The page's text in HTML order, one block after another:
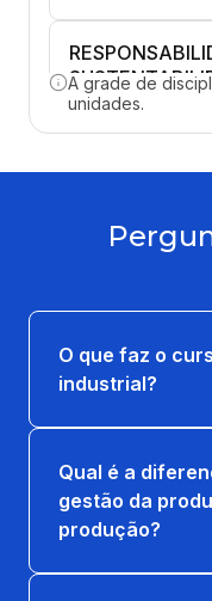
66 horas
LEGISLAÇÃO
PSICOLOGIA
A grade de
unidades.
O que faz o
industrial?
Qual é a
gestão da
produção?